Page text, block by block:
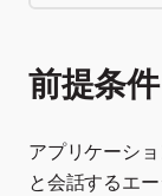
前提条件
アプリケーシ
と会話するエ